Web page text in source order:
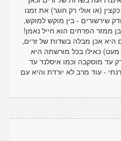
(או אולי רק חוגר) את זמנו
שירשורים - בין מוקש למוקש,
ממזר הפרחים הוא חייל נאמן!
היא אכן מבלה בשדות של זרים,
כאילו בכל מורשתה היא
עד מוסקבה וכמו איסלנד עד
- עוד מרב לא יורדת והיא עם